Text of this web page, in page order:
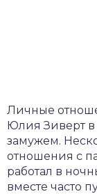
Личные
Юлия Зиверт в
замужем.
отношения с
работал в
вместе часто